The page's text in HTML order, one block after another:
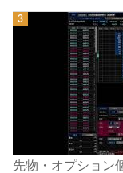
先物・オプション